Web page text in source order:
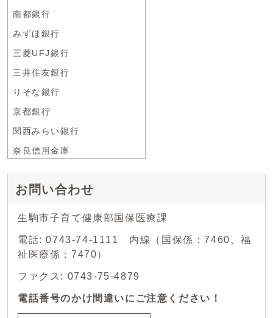
南都銀行
みずほ銀行
三菱UFJ銀行
三井住友銀行
りそな銀行
京都銀行
関西みらい銀行
奈良信用金庫
お問い合わせ
生駒市子育て健康部国保医療課
電話: 0743-74-1111 内線（国保係：7460、福
祉医療係：7470）
ファクス: 0743-75-4879
電話番号のかけ間違いにご注意ください！